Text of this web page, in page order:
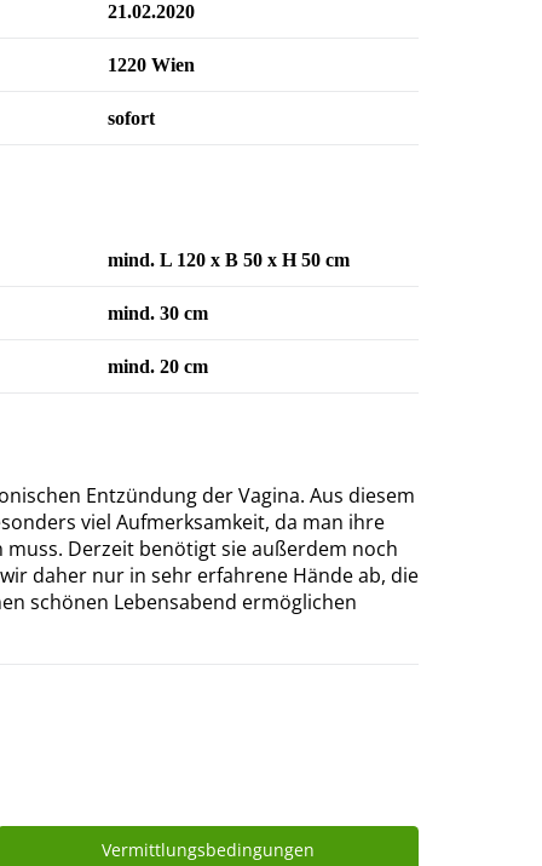
21.02.2020
1220 Wien
sofort
mind. L 120 x B 50 x H 50 cm
mind. 30 cm
mind. 20 cm
Entzündung der Vagina. Aus diesem
viel Aufmerksamkeit, da man ihre
muss. Derzeit benötigt sie außerdem noch
daher nur in sehr erfahrene Hände ab, die
schönen Lebensabend ermöglichen
Vermittlungsbedingungen